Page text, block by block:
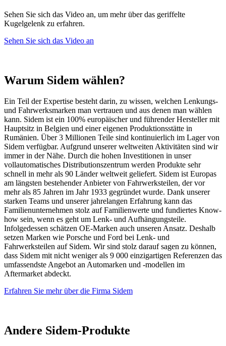
Sehen Sie sich das Video an, um mehr über das geriffelte
Kugelgelenk zu erfahren.
Sehen Sie sich das Video an
Warum Sidem wählen?
Ein Teil der Expertise besteht darin, zu wissen, welchen Lenkungs-
und Fahrwerksmarken man vertrauen und aus denen man wählen
kann. Sidem ist ein 100% europäischer und führender Hersteller mit
Hauptsitz in Belgien und einer eigenen Produktionsstätte in
Rumänien. Über 3 Millionen Teile sind kontinuierlich im Lager von
Sidem verfügbar. Aufgrund unserer weltweiten Aktivitäten sind wir
immer in der Nähe. Durch die hohen Investitionen in unser
vollautomatisches Distributionszentrum werden Produkte sehr
schnell in mehr als 90 Länder weltweit geliefert. Sidem ist Europas
am längsten bestehender Anbieter von Fahrwerksteilen, der vor
mehr als 85 Jahren im Jahr 1933 gegründet wurde. Dank unserer
starken Teams und unserer jahrelangen Erfahrung kann das
Familienunternehmen stolz auf Familienwerte und fundiertes Know-
how sein, wenn es geht um Lenk- und Aufhängungsteile.
Infolgedessen schätzen OE-Marken auch unseren Ansatz. Deshalb
setzen Marken wie Porsche und Ford bei Lenk- und
Fahrwerksteilen auf Sidem. Wir sind stolz darauf sagen zu können,
dass Sidem mit nicht weniger als 9 000 einzigartigen Referenzen das
umfassendste Angebot an Automarken und -modellen im
Aftermarket abdeckt.
Erfahren Sie mehr über die Firma Sidem
Andere Sidem-Produkte